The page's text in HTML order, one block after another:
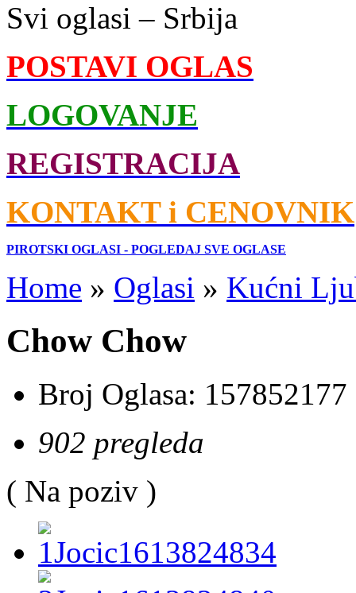
Svi oglasi – Srbija
POSTAVI OGLAS
LOGOVANJE
REGISTRACIJA
KONTAKT i CENOVNIK
PIROTSKI OGLASI - POGLEDAJ SVE OGLASE
Home » Oglasi » Kućni
Chow Chow
Broj Oglasa: 157852177
902 pregleda
( Na poziv )